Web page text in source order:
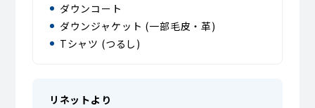
ダウンコート
ダウンジャケット (一部毛皮・革)
Tシャツ (つるし)
リネットより